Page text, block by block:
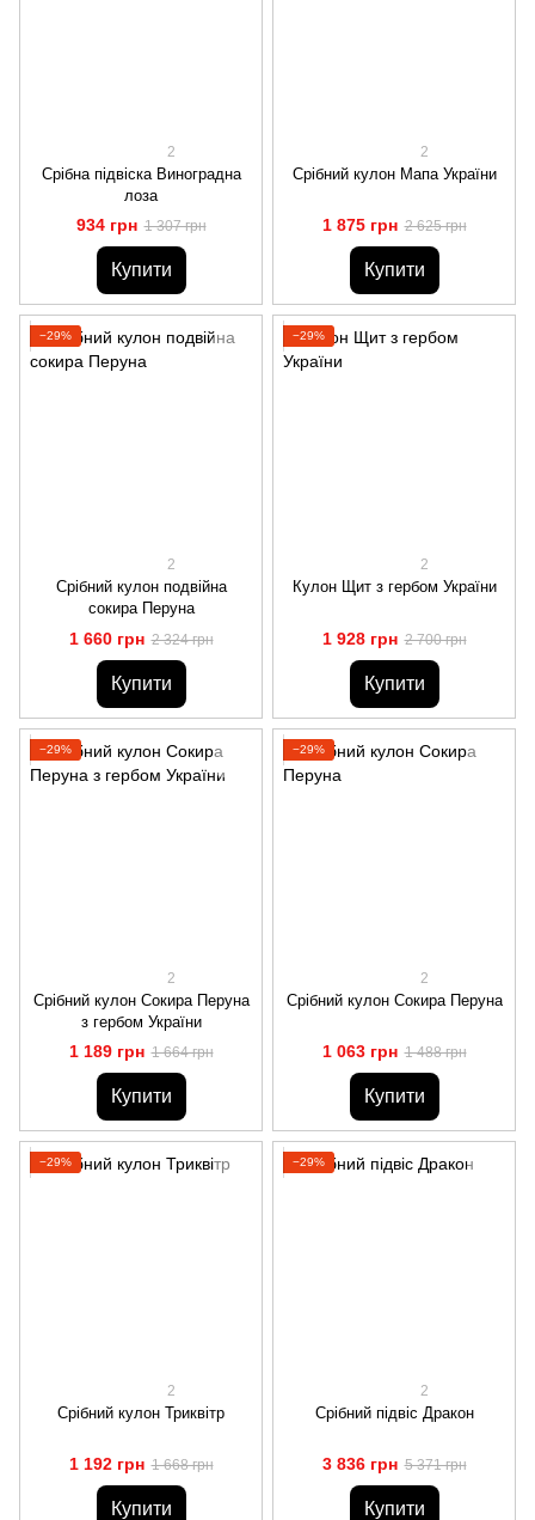
2
Срібна підвіска Виноградна
лоза
934 грн 1 307 грн
Купити
2
Срібний кулон Мапа України
1 875 грн 2 625 грн
Купити
−29%
2
Срібний кулон подвійна
сокира Перуна
1 660 грн 2 324 грн
Купити
−29%
2
Кулон Щит з гербом України
1 928 грн 2 700 грн
Купити
−29%
2
Срібний кулон Сокира Перуна
з гербом України
1 189 грн 1 664 грн
Купити
−29%
2
Срібний кулон Сокира Перуна
1 063 грн 1 488 грн
Купити
−29%
2
Срібний кулон Триквітр
1 192 грн 1 668 грн
Купити
−29%
2
Срібний підвіс Дракон
3 836 грн 5 371 грн
Купити